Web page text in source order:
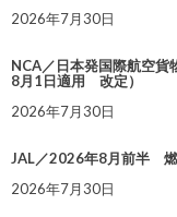
2026年7月30日
NCA／日本発国際航空
8月1日適用 改定）
2026年7月30日
JAL／2026年8月前半 燃
2026年7月30日